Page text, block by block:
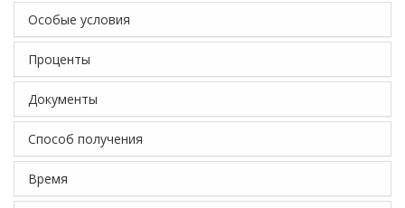
Особые условия
Проценты
Документы
Способ получения
Время